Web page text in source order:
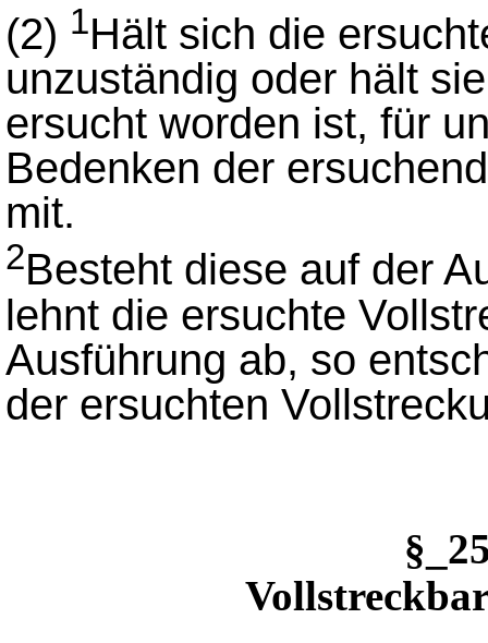
(2) 1Hält sich die
unzuständig oder hält
ersucht worden ist, für
Bedenken der
mit.
2Besteht diese auf der
lehnt die ersuchte
Ausführung ab, so
der ersuchten